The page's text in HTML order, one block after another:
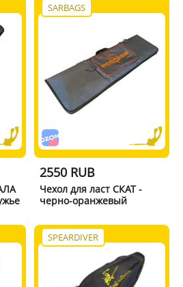
SARBAGS
2550 RUB
Чехол для ласт СКАТ -
черно-оранжевый
SPEARDIVER